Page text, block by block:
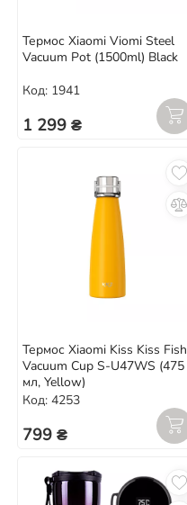
Термос Xiaomi Viomi Steel
Vacuum Pot (1500ml) Black
Код: 1941
1 299 ₴
Термос Xiaomi Kiss Kiss Fish
Vacuum Cup S-U47WS (475
мл, Yellow)
Код: 4253
799 ₴